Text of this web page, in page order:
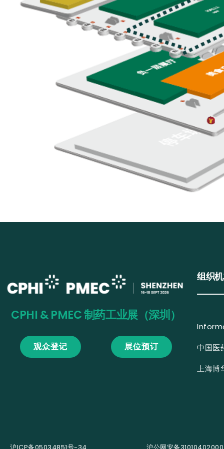
CPHI & PMEC 制药工业展（深圳）
观众登记 展位预订
组织
中国医
上海博